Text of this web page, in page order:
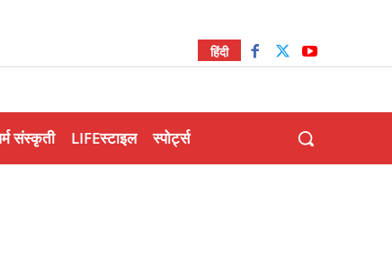
हिंदी
संस्कृती LIFEस्टाइल स्पोर्ट्स